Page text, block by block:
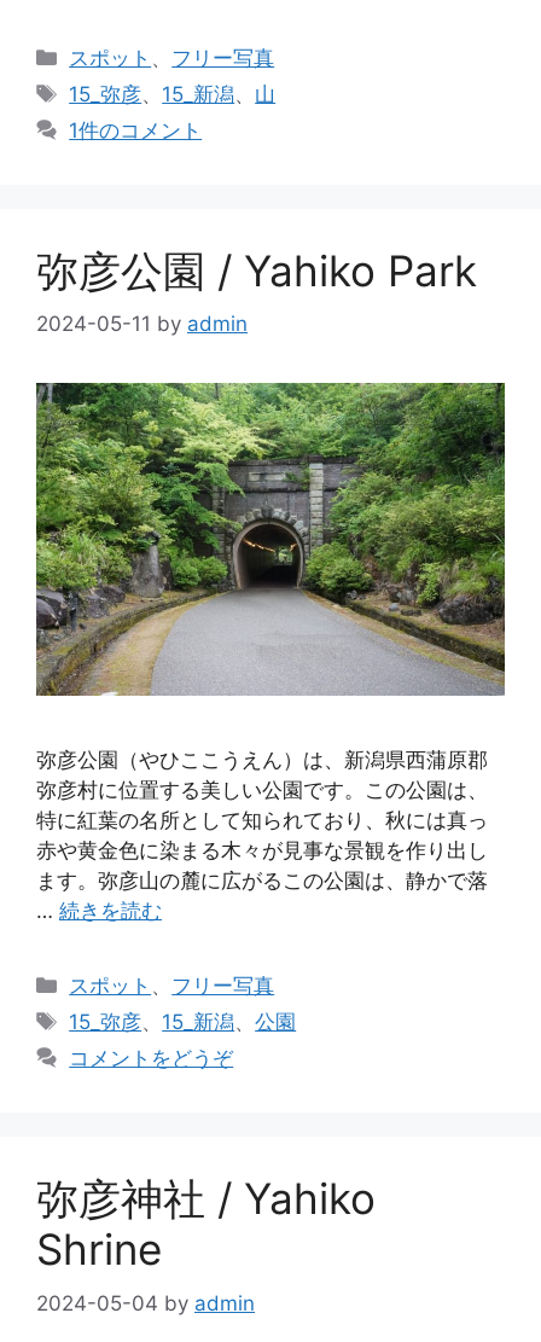
カ
テ
リ
スポット 、 フリー写真
タ
グ
15_弥彦、 15_新潟、 山
1件のコメント
弥彦公園 / Yahiko Park
2024-05-11 by admin
弥彦公園（やひここうえん）は、新潟県西蒲原郡
弥彦村に位置する美しい公園です。この公園は、
特に紅葉の名所として知られており、秋には真っ
赤や黄金色に染まる木々が見事な景観を作り出し
ます。弥彦山の麓に広がるこの公園は、静かで落
… 続きを読む
カ
テ
リ
スポット 、 フリー写真
タ
グ
15_弥彦、 15_新潟、公園
コメントをどうぞ
弥彦神社 / Yahiko
Shrine
2024-05-04 by admin